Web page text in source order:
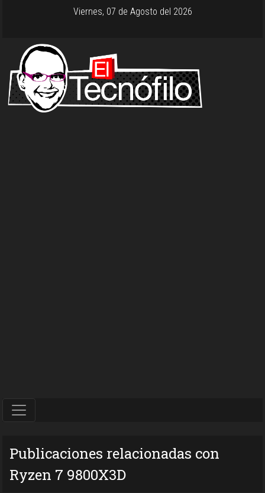
Viernes, 07 de Agosto del 2026
Publicaciones relacionadas con
Ryzen 7 9800X3D